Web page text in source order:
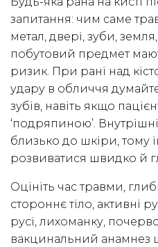
запитання: чим саме
метал, двері, зуби,
побутовий предмет
ризик. При рані над
удару в обличчя
зубів, навіть якщо
‘подряпиною’.
близько до шкіри, тому
розвиватися швидко й
Оцініть час травми,
стороннє тіло, активні
русі, лихоманку,
вакцинальний анамнез